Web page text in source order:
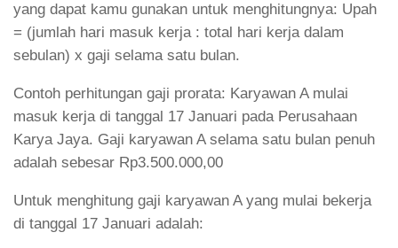
yang dapat kamu gunakan untuk menghitungnya: Upah
= (jumlah hari masuk kerja : total hari kerja dalam
sebulan) x gaji selama satu bulan.
Contoh perhitungan gaji prorata: Karyawan A mulai
masuk kerja di tanggal 17 Januari pada Perusahaan
Karya Jaya. Gaji karyawan A selama satu bulan penuh
adalah sebesar Rp3.500.000,00
Untuk menghitung gaji karyawan A yang mulai bekerja
di tanggal 17 Januari adalah: